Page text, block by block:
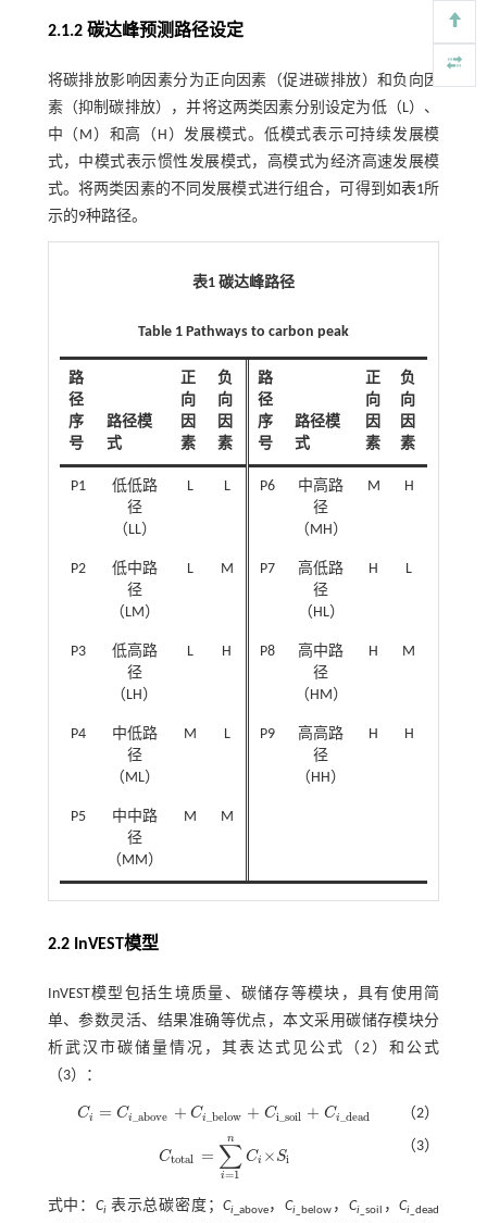
2.1.2 碳达峰预测路径设定
将碳排放影响因素分为正向因素（促进碳排放）和负向因
素（抑制碳排放），并将这两类因素分别设定为低（L）、
中（M）和高（H）发展模式。低模式表示可持续发展模
式，中模式表示惯性发展模式，高模式为经济高速发展模
式。将两类因素的不同发展模式进行组合，可得到如表1所
示的9种路径。
表1 碳达峰路径
Table 1 Pathways to carbon peak
路
径
序
号
路径模
式
正
向
因
素
负
向
因
素
路
径
序
号
路径模
式
正
向
因
素
负
向
因
素
P1
低低路
径
（LL）
L L P6
中高路
径
（MH）
M H
P2
低中路
径
（LM）
L M P7
高低路
径
（HL）
H L
P3
低高路
径
（LH）
L H P8
高中路
径
（HM）
H M
P4
中低路
径
（ML）
M L P9
高高路
径
（HH）
H H
P5
中中路
径
（MM）
M M
2.2 InVEST模型
InVEST模型包括生境质量、碳储存等模块，具有使用简
单、参数灵活、结果准确等优点，本文采用碳储存模块分
析武汉市碳储量情况，其表达式见 公式（2）和 公式
（3）
：
Ci = Ci _above + Ci _below + Ci_ soil + Ci dead
Ci= Ci_ abo ve+Ci _below+Ci_s oil +Ci_de ad （2）
Ctotal = ∑
i=1
n
Ci × Si
Ctotal =∑i 1 Ci×S i
（3）
式中： Ci 表示总碳密度； Ci_above，Ci_ below ， Ci_ soil ，Ci_dead